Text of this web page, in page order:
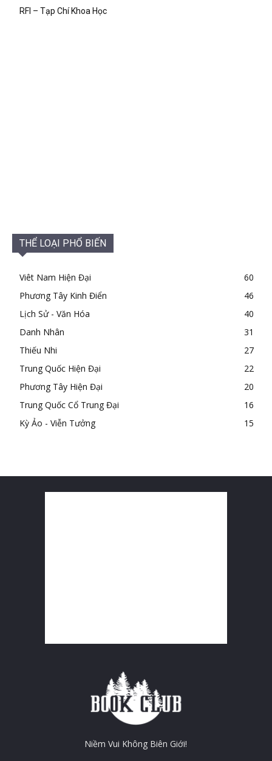
RFI – Tạp Chí Khoa Học
THỂ LOẠI PHỔ BIẾN
Viêt Nam Hiện Đại
60
Phương Tây Kinh Điển
46
Lịch Sử - Văn Hóa
40
Danh Nhân
31
Thiếu Nhi
27
Trung Quốc Hiện Đại
22
Phương Tây Hiện Đại
20
Trung Quốc Cổ Trung Đại
16
Kỳ Ảo - Viễn Tưởng
15
Niềm Vui Không Biên Giới!